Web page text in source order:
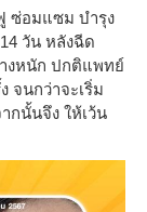
ซ่อมแซม บำรุง
วัน หลังฉีด
งหนัก ปกติแพทย์
จนกว่าจะเริ่ม
กนั้นจึง ให้เว้น